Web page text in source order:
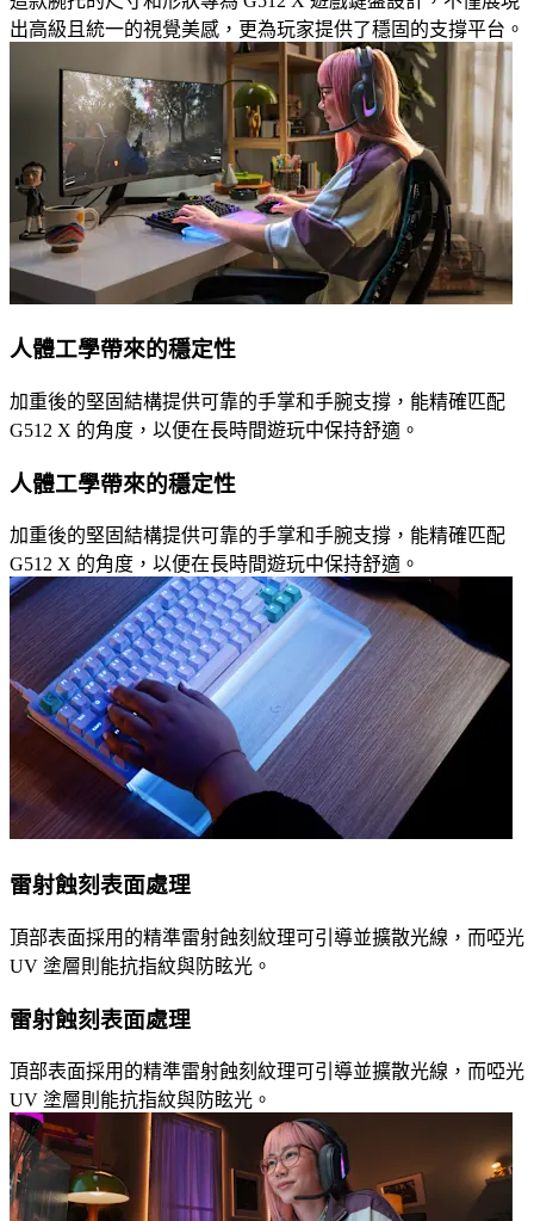
出高級且統一的視覺美感，更為玩家提供了穩固的支撐平台。
人體工學帶來的穩定性
加重後的堅固結構提供可靠的手掌和手腕支撐，能精確匹配
G512 X 的角度，以便在長時間遊玩中保持舒適。
人體工學帶來的穩定性
加重後的堅固結構提供可靠的手掌和手腕支撐，能精確匹配
G512 X 的角度，以便在長時間遊玩中保持舒適。
雷射蝕刻表面處理
頂部表面採用的精準雷射蝕刻紋理可引導並擴散光線，而啞光
UV 塗層則能抗指紋與防眩光。
雷射蝕刻表面處理
頂部表面採用的精準雷射蝕刻紋理可引導並擴散光線，而啞光
UV 塗層則能抗指紋與防眩光。